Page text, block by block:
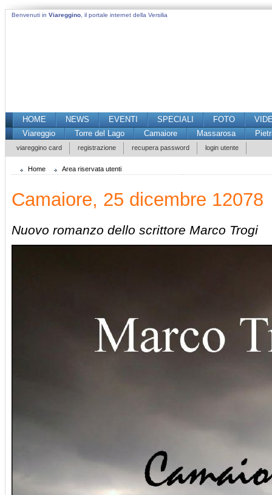
Benvenuti in Viareggino , il portale internet della Versilia
HOME NEWS EVENTI SPECIALI FOTO
Viareggio
Torre del Lago Camaiore Massarosa
viareggino card registrazione recupera password login utente
Home Area riservata utenti
Camaiore, 25 dicembre 12078
Nuovo romanzo dello scrittore Marco Trogi